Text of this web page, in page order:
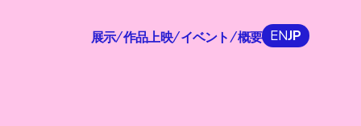
展示/作品上映/イベント /概要 JP
EN